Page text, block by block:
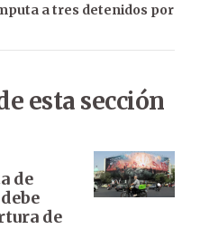
a tres detenidos por
esta sección
de
de